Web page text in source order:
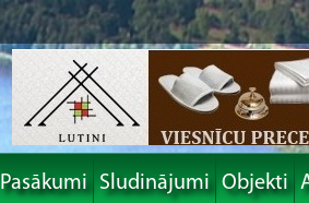
Pasākumi Sludinājumi Objekti